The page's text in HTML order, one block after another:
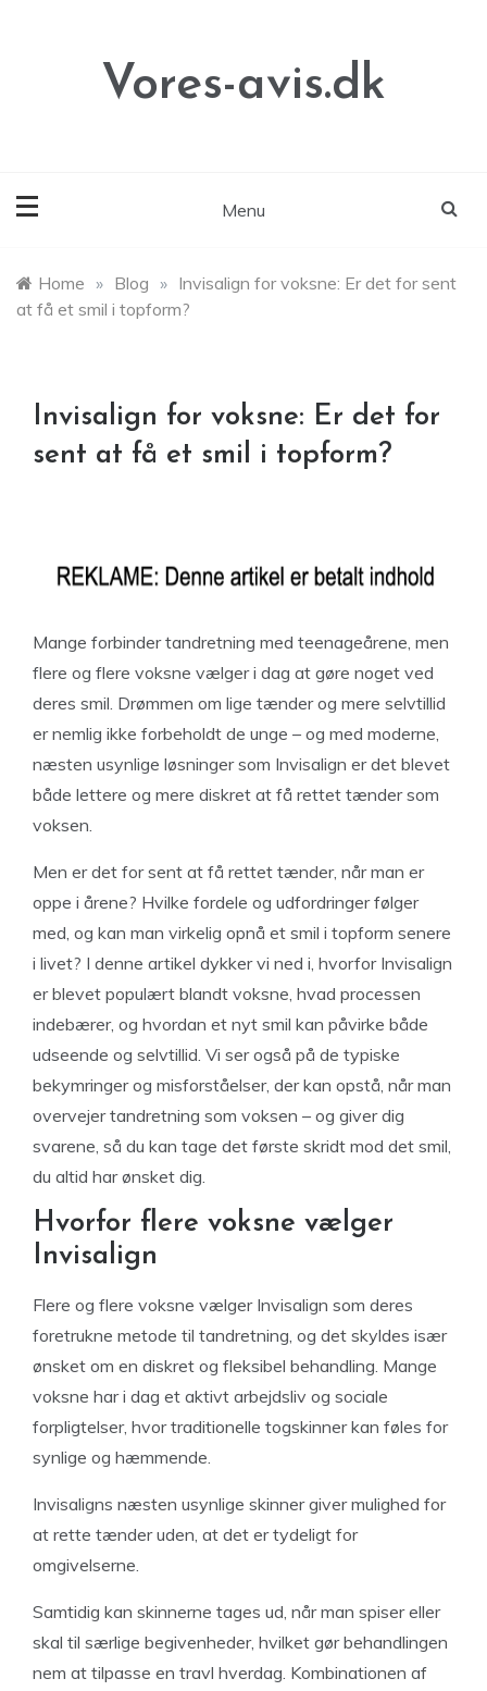
Vores-avis.dk
Menu
Home » Blog » Invisalign for voksne: Er det for sent
at få et smil i topform?
Invisalign for voksne: Er det for
sent at få et smil i topform?
Mange forbinder tandretning med teenageårene, men
flere og flere voksne vælger i dag at gøre noget ved
deres smil. Drømmen om lige tænder og mere selvtillid
er nemlig ikke forbeholdt de unge – og med moderne,
næsten usynlige løsninger som Invisalign er det blevet
både lettere og mere diskret at få rettet tænder som
voksen.
Men er det for sent at få rettet tænder, når man er
oppe i årene? Hvilke fordele og udfordringer følger
med, og kan man virkelig opnå et smil i topform senere
i livet? I denne artikel dykker vi ned i, hvorfor Invisalign
er blevet populært blandt voksne, hvad processen
indebærer, og hvordan et nyt smil kan påvirke både
udseende og selvtillid. Vi ser også på de typiske
bekymringer og misforståelser, der kan opstå, når man
overvejer tandretning som voksen – og giver dig
svarene, så du kan tage det første skridt mod det smil,
du altid har ønsket dig.
Hvorfor flere voksne vælger
Invisalign
Flere og flere voksne vælger Invisalign som deres
foretrukne metode til tandretning, og det skyldes især
ønsket om en diskret og fleksibel behandling. Mange
voksne har i dag et aktivt arbejdsliv og sociale
forpligtelser, hvor traditionelle togskinner kan føles for
synlige og hæmmende.
Invisaligns næsten usynlige skinner giver mulighed for
at rette tænder uden, at det er tydeligt for
omgivelserne.
Samtidig kan skinnerne tages ud, når man spiser eller
skal til særlige begivenheder, hvilket gør behandlingen
nem at tilpasse en travl hverdag. Kombinationen af